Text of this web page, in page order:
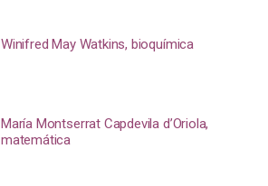
Winifred May Watkins, bioquímica
María Montserrat Capdevila d’Oriola,
matemática